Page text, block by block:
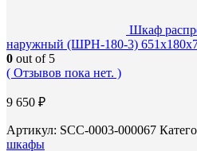
Шкаф
наружный (ШРН-180-3)
0 out of 5
( Отзывов пока нет. )
9 650 ₽
Артикул: SCC-0003-000067
шкафы